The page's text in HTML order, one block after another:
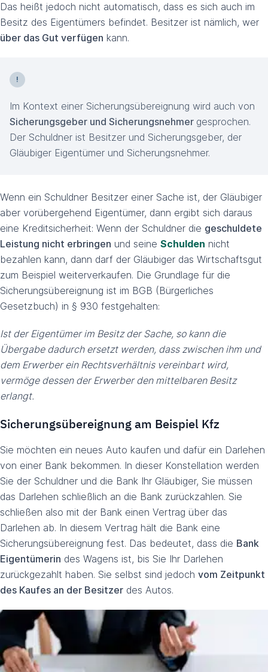
Das heißt jedoch nicht automatisch, dass es sich auch im
Besitz des Eigentümers befindet. Besitzer ist nämlich, wer
über das Gut verfügen kann.
Im Kontext einer Sicherungsübereignung wird auch von
Sicherungsgeber und Sicherungsnehmer gesprochen.
Der Schuldner ist Besitzer und Sicherungsgeber, der
Gläubiger Eigentümer und Sicherungsnehmer.
Wenn ein Schuldner Besitzer einer Sache ist, der Gläubiger
aber vorübergehend Eigentümer, dann ergibt sich daraus
eine Kreditsicherheit: Wenn der Schuldner die geschuldete
Leistung nicht erbringen und seine Schulden nicht
bezahlen kann, dann darf der Gläubiger das Wirtschaftsgut
zum Beispiel weiterverkaufen. Die Grundlage für die
Sicherungsübereignung ist im BGB (Bürgerliches
Gesetzbuch) in § 930 festgehalten:
Ist der Eigentümer im Besitz der Sache, so kann die
Übergabe dadurch ersetzt werden, dass zwischen ihm und
dem Erwerber ein Rechtsverhältnis vereinbart wird,
vermöge dessen der Erwerber den mittelbaren Besitz
erlangt.
Sicherungsübereignung am Beispiel Kfz
Sie möchten ein neues Auto kaufen und dafür ein Darlehen
von einer Bank bekommen. In dieser Konstellation werden
Sie der Schuldner und die Bank Ihr Gläubiger, Sie müssen
das Darlehen schließlich an die Bank zurückzahlen. Sie
schließen also mit der Bank einen Vertrag über das
Darlehen ab. In diesem Vertrag hält die Bank eine
Sicherungsübereignung fest. Das bedeutet, dass die Bank
Eigentümerin des Wagens ist, bis Sie Ihr Darlehen
zurückgezahlt haben. Sie selbst sind jedoch vom Zeitpunkt
des Kaufes an der Besitzer des Autos.